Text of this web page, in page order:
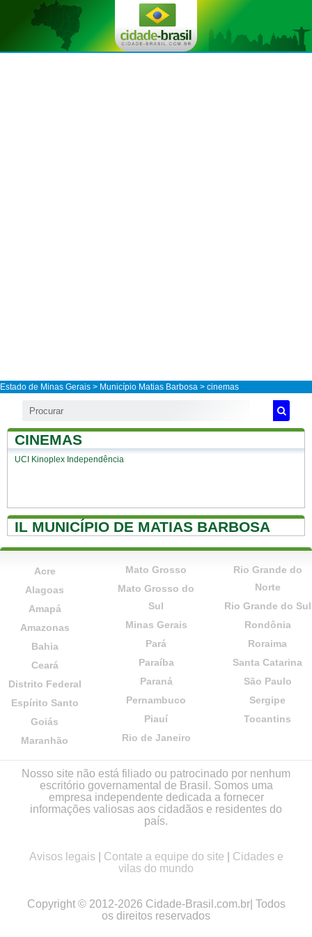
Estado de Minas Gerais > Município Matias Barbosa > cinemas
CINEMAS
UCI Kinoplex Independência
IL MUNICÍPIO DE MATIAS BARBOSA
Acre
Alagoas
Amapá
Amazonas
Bahia
Ceará
Distrito Federal
Espírito Santo
Goiás
Maranhão
Mato Grosso
Mato Grosso do
Sul
Minas Gerais
Pará
Paraíba
Paraná
Pernambuco
Piauí
Rio de Janeiro
Rio Grande do
Norte
Rio Grande do Sul
Rondônia
Roraima
Santa Catarina
São Paulo
Sergipe
Tocantins
Nosso site não está filiado ou patrocinado por nenhum
escritório governamental de Brasil. Somos uma
empresa independente dedicada a fornecer
informações valiosas aos cidadãos e residentes do
país.
Avisos legais Contate a equipe do site
Cidades e
vilas do mundo
Copyright © 2012-2026 Cidade-Brasil.com.br| Todos
os direitos reservados